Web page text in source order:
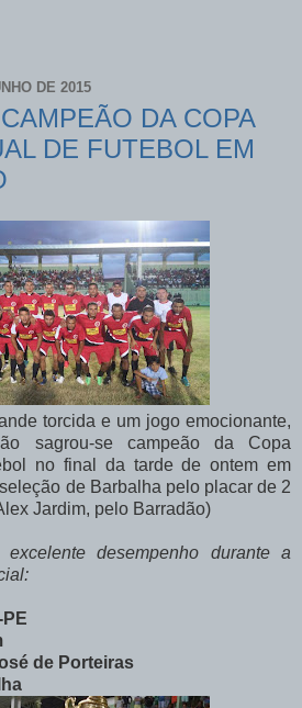
DE 2015
DA COPA
DE FUTEBOL EM
torcida e um jogo emocionante,
sagrou-se campeão da Copa
no final da tarde de ontem em
de Barbalha pelo placar de 2
Jardim, pelo Barradão)
desempenho durante a
de Porteiras